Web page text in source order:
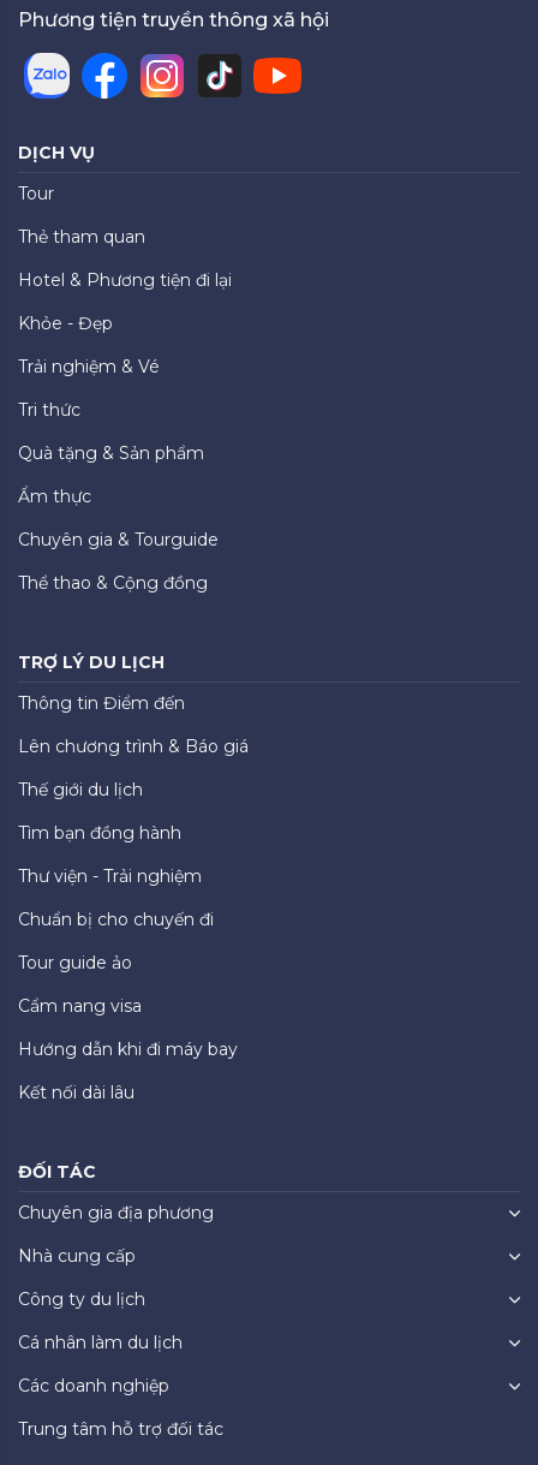
Phương tiện truyền thông xã hội
DỊCH VỤ
Tour
Thẻ tham quan
Hotel & Phương tiện đi lại
Khỏe - Đẹp
Trải nghiệm & Vé
Tri thức
Quà tặng & Sản phẩm
Ẩm thực
Chuyên gia & Tourguide
Thể thao & Cộng đồng
TRỢ LÝ DU LỊCH
Thông tin Điểm đến
Lên chương trình & Báo giá
Thế giới du lịch
Tìm bạn đồng hành
Thư viện - Trải nghiệm
Chuẩn bị cho chuyến đi
Tour guide ảo
Cẩm nang visa
Hướng dẫn khi đi máy bay
Kết nối dài lâu
ĐỐI TÁC
Chuyên gia địa phương
Nhà cung cấp
Công ty du lịch
Cá nhân làm du lịch
Các doanh nghiệp
Trung tâm hỗ trợ đối tác